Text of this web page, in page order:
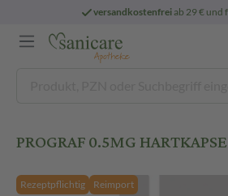
versandkostenfreiab 29 € und
PROGRAF 0.5MG
Rezeptpflichtig Reimport